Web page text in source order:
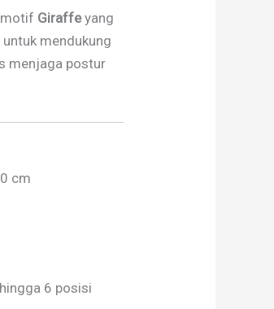
motif Giraffeyang
mendukung
menjaga postur
cm
6 posisi